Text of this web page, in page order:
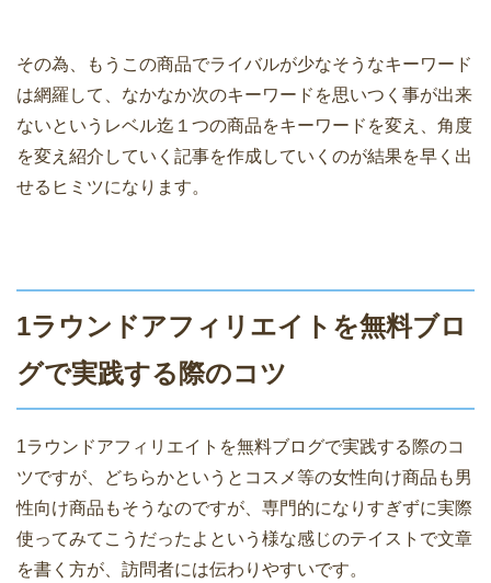
その為、もうこの商品でライバルが少なそうなキーワード
は網羅して、なかなか次のキーワードを思いつく事が出来
ないというレベル迄１つの商品をキーワードを変え、角度
を変え紹介していく記事を作成していくのが結果を早く出
せるヒミツになります。
1ラウンドアフィリエイトを無料ブロ
グで実践する際のコツ
1ラウンドアフィリエイトを無料ブログで実践する際のコ
ツですが、どちらかというとコスメ等の女性向け商品も男
性向け商品もそうなのですが、専門的になりすぎずに実際
使ってみてこうだったよという様な感じのテイストで文章
を書く方が、訪問者には伝わりやすいです。